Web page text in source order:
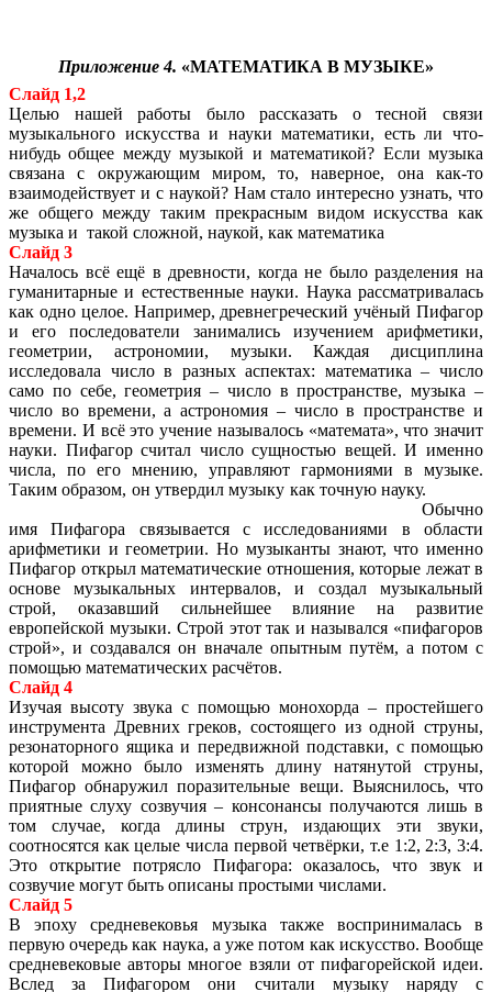
Приложение 4. «МАТЕМАТИКА В МУЗЫКЕ»
Слайд 1,2
Целью нашей работы было рассказать о тесной связи
музыкального искусства и науки математики, есть ли что-
нибудь общее между музыкой и математикой? Если музыка
связана с окружающим миром, то, наверное, она как-то
взаимодействует и с наукой? Нам стало интересно узнать, что
же общего между таким прекрасным видом искусства как
музыка и такой сложной, наукой, как математика
Слайд 3
Началось всё ещё в древности, когда не было разделения на
гуманитарные и естественные науки. Наука рассматривалась
как одно целое. Например, древнегреческий учёный Пифагор
и его последователи занимались изучением арифметики,
геометрии, астрономии, музыки. Каждая дисциплина
исследовала число в разных аспектах: математика – число
само по себе, геометрия – число в пространстве, музыка –
число во времени, а астрономия – число в пространстве и
времени. И всё это учение называлось «математа», что значит
науки. Пифагор считал число сущностью вещей. И именно
числа, по его мнению, управляют гармониями в музыке.
Таким образом, он утвердил музыку как точную науку.
Обычно
имя Пифагора связывается с исследованиями в области
арифметики и геометрии. Но музыканты знают, что именно
Пифагор открыл математические отношения, которые лежат в
основе музыкальных интервалов, и создал музыкальный
строй, оказавший сильнейшее влияние на развитие
европейской музыки. Строй этот так и назывался «пифагоров
строй», и создавался он вначале опытным путём, а потом с
помощью математических расчётов.
Слайд 4
Изучая высоту звука с помощью монохорда – простейшего
инструмента Древних греков, состоящего из одной струны,
резонаторного ящика и передвижной подставки, с помощью
которой можно было изменять длину натянутой струны,
Пифагор обнаружил поразительные вещи. Выяснилось, что
приятные слуху созвучия – консонансы получаются лишь в
том случае, когда длины струн, издающих эти звуки,
соотносятся как целые числа первой четвёрки, т.е 1:2, 2:3, 3:4.
Это открытие потрясло Пифагора: оказалось, что звук и
созвучие могут быть описаны простыми числами.
Слайд 5
В эпоху средневековья музыка также воспринималась в
первую очередь как наука, а уже потом как искусство. Вообще
средневековые авторы многое взяли от пифагорейской идеи.
Вслед за Пифагором они считали музыку наряду с